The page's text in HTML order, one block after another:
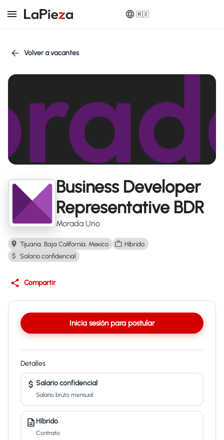
🇲🇽
Volver a vacantes
Business Developer
Representative BDR
Morada Uno
Tijuana, Baja California, Mexico
Híbrido
Salario confidencial
Compartir
Inicia sesión para postular
Detalles
Salario confidencial
Salario bruto mensual
Híbrido
Contrato